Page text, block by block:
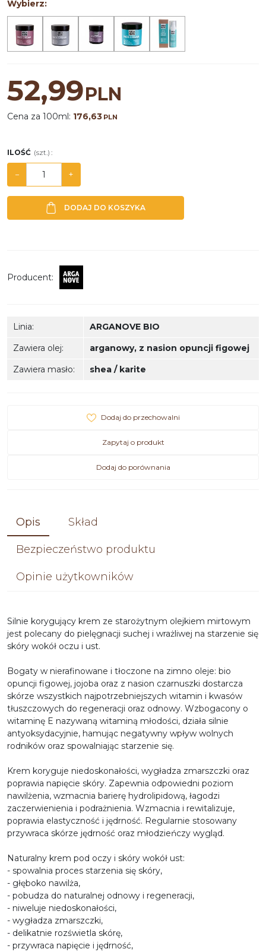
Wybierz:
52,99PLN
Cena za 100ml: 176,63 PLN
ILOŚĆ (szt.) :
− +
DODAJ DO KOSZYKA
Producent:
Linia:
ARGANOVE BIO
Zawiera olej: arganowy, z nasion opuncji figowej
Zawiera masło: shea / karite
Dodaj do przechowalni
Zapytaj o produkt
Dodaj do porównania
Opis Skład
Bezpieczeństwo produktu
Opinie użytkowników
Silnie korygujący krem ze starożytnym olejkiem mirtowym
jest polecany do pielęgnacji suchej i wrażliwej na starzenie się
skóry wokół oczu i ust.
Bogaty w nierafinowane i tłoczone na zimno oleje: bio
opuncji figowej, jojoba oraz z nasion czarnuszki dostarcza
skórze wszystkich najpotrzebniejszych witamin i kwasów
tłuszczowych do regeneracji oraz odnowy. Wzbogacony o
witaminę E nazywaną witaminą młodości, działa silnie
antyoksydacyjnie, hamując negatywny wpływ wolnych
rodników oraz spowalniając starzenie się.
Krem koryguje niedoskonałości, wygładza zmarszczki oraz
poprawia napięcie skóry. Zapewnia odpowiedni poziom
nawilżenia, wzmacnia barierę hydrolipidową, łagodzi
zaczerwienienia i podrażnienia. Wzmacnia i rewitalizuje,
poprawia elastyczność i jędrność. Regularnie stosowany
przywraca skórze jędrność oraz młodzieńczy wygląd.
Naturalny krem pod oczy i skóry wokół ust:
- spowalnia proces starzenia się skóry,
- głęboko nawilża,
- pobudza do naturalnej odnowy i regeneracji,
- niweluje niedoskonałości,
- wygładza zmarszczki,
- delikatnie rozświetla skórę,
- przywraca napięcie i jędrność,